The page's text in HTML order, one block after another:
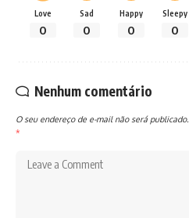
Love
0
Sad
0
Happy
0
Sleepy
0
Nenhum comentário
O seu endereço de e-mail não será publicado.
*